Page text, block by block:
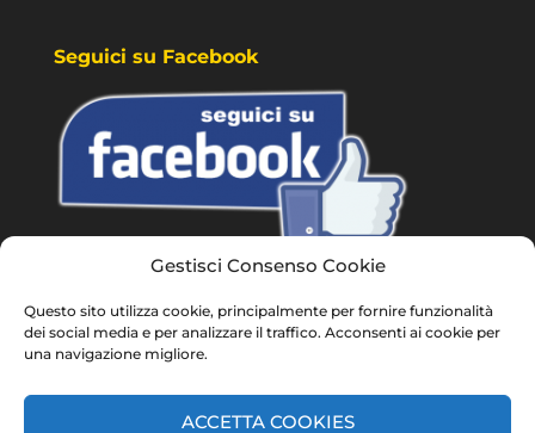
Gestisci Consenso Cookie
Questo sito utilizza cookie, principalmente per fornire funzionalità
dei social media e per analizzare il traffico. Acconsenti ai cookie per
una navigazione migliore.
ACCETTA COOKIES
Seguici su Facebook
Privacy Policy e Cookie Cookie policy (EU)